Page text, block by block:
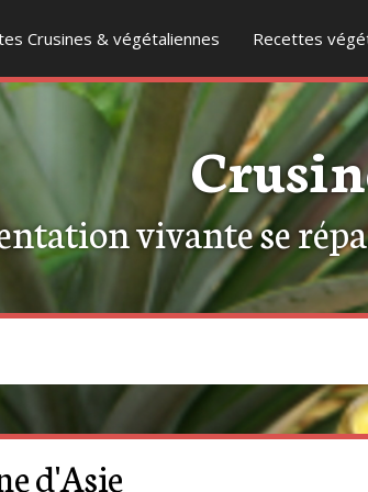
Crusines & végétaliennes Recettes
vivante se
d'Asie